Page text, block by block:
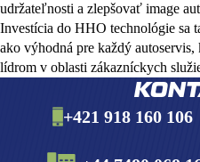
udržateľnosti a zlepšovať image
Investícia do HHO technológie sa
ako výhodná pre každý autoservis,
lídrom v oblasti zákazníckych
+421 918 160 106